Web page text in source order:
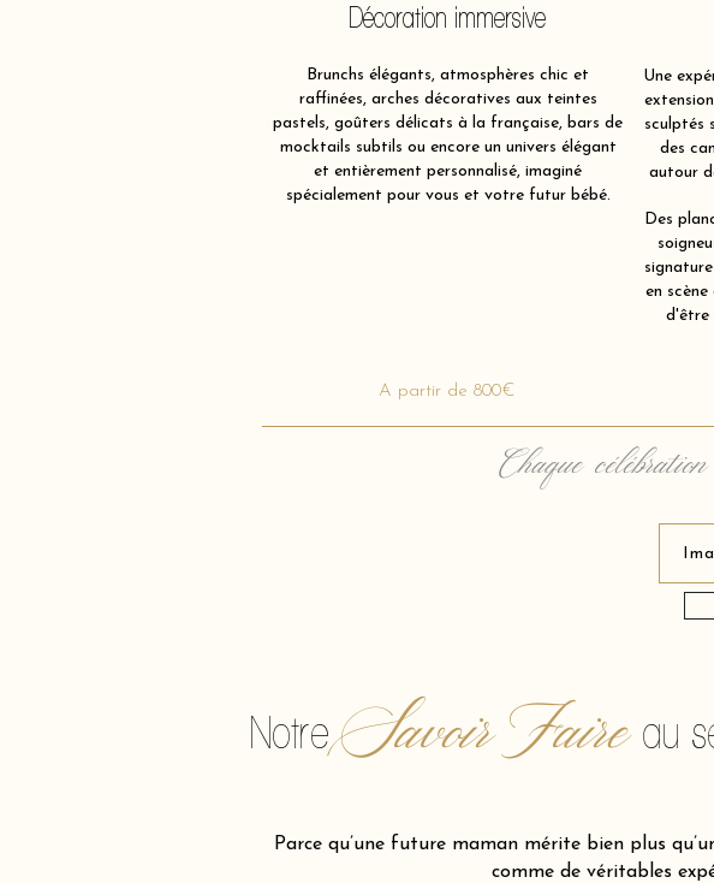
Décoration immersive
Brunchs élégants, atmosphères chic et
raffinées, arches décoratives aux teintes
pastels, goûters délicats à la française, bars de
mocktails subtils ou encore un univers élégant
et entièrement personnalisé, imaginé
spécialement pour vous et votre futur bébé.
Une
sculptés
des
autour
Des
en
d'être
A partir de 800€
Chaque
Savoir Faire
Notre au
Parce qu’une future maman mérite bien plus
comme de véritables